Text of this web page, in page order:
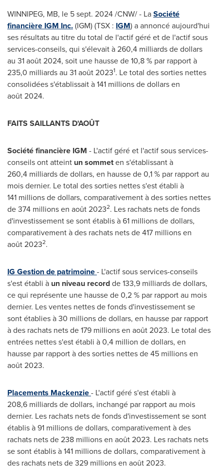
WINNIPEG, MB, le 5 sept. 2024/CNW/ - LaSociété
financière IGM Inc.(IGM) (TSX : IGM) a annoncé aujourd'hui
ses résultats au titre du total de l'actif géré et de l'actif sous
services-conseils, qui s'élevait à 260,4 milliards de dollars
au 31 août 2024, soit une hausse de 10,8 % par rapport à
235,0 milliards au 31 août 20231. Le total des sorties nettes
consolidées s'établissait à 141 millions de dollars en
août 2024.
FAITS SAILLANTS D'AOÛT
Société financière IGM - L'actif géré et l'actif sous services-
conseils ont atteint un sommeten s'établissant à
260,4 milliards de dollars, en hausse de 0,1 % par rapport au
mois dernier. Le total des sorties nettes s'est établi à
141 millions de dollars, comparativement à des sorties nettes
de 374 millions en août 20232. Les rachats nets de fonds
d'investissement se sont établis à 61 millions de dollars,
comparativement à des rachats nets de 417 millions en
août 20232.
IG Gestion de patrimoine- L'actif sous services-conseils
s'est établi à un niveau recordde 133,9 milliards de dollars,
ce qui représente une hausse de 0,2 % par rapport au mois
dernier. Les ventes nettes de fonds d'investissement se
sont établies à 30 millions de dollars, en hausse par rapport
à des rachats nets de 179 millions en août 2023. Le total des
entrées nettes s'est établi à 0,4 million de dollars, en
hausse par rapport à des sorties nettes de 45 millions en
août 2023.
Placements Mackenzie- L'actif géré s'est établi à
208,6 milliards de dollars, inchangé par rapport au mois
dernier. Les rachats nets de fonds d'investissement se sont
établis à 91 millions de dollars, comparativement à des
rachats nets de 238 millions en août 2023. Les rachats nets
se sont établis à 141 millions de dollars, comparativement à
des rachats nets de 329 millions en août 2023.